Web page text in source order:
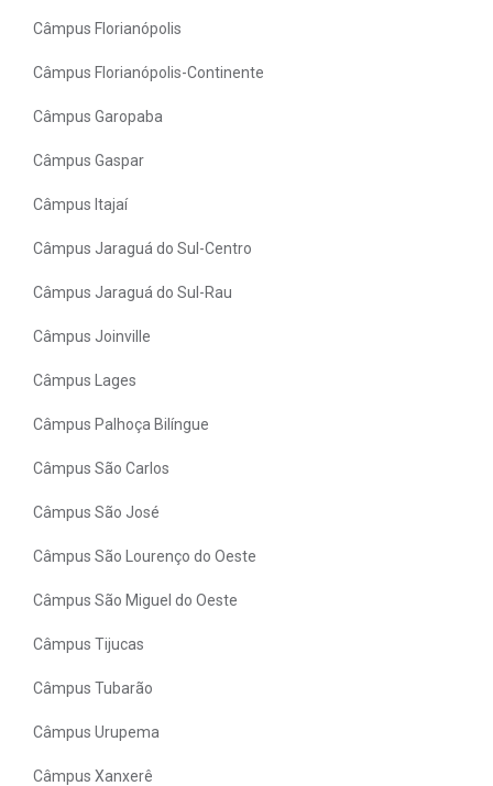
Câmpus Florianópolis
Câmpus Florianópolis-Continente
Câmpus Garopaba
Câmpus Gaspar
Câmpus Itajaí
Câmpus Jaraguá do Sul-Centro
Câmpus Jaraguá do Sul-Rau
Câmpus Joinville
Câmpus Lages
Câmpus Palhoça Bilíngue
Câmpus São Carlos
Câmpus São José
Câmpus São Lourenço do Oeste
Câmpus São Miguel do Oeste
Câmpus Tijucas
Câmpus Tubarão
Câmpus Urupema
Câmpus Xanxerê